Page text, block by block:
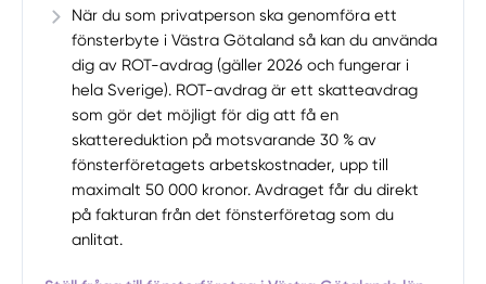
När du som privatperson ska genomföra ett
fönsterbyte i Västra Götaland så kan du använda
dig av ROT-avdrag (gäller 2026 och fungerar i
hela Sverige). ROT-avdrag är ett skatteavdrag
som gör det möjligt för dig att få en
skattereduktion på motsvarande 30 % av
fönsterföretagets arbetskostnader, upp till
maximalt 50 000 kronor. Avdraget får du direkt
på fakturan från det fönsterföretag som du
anlitat.